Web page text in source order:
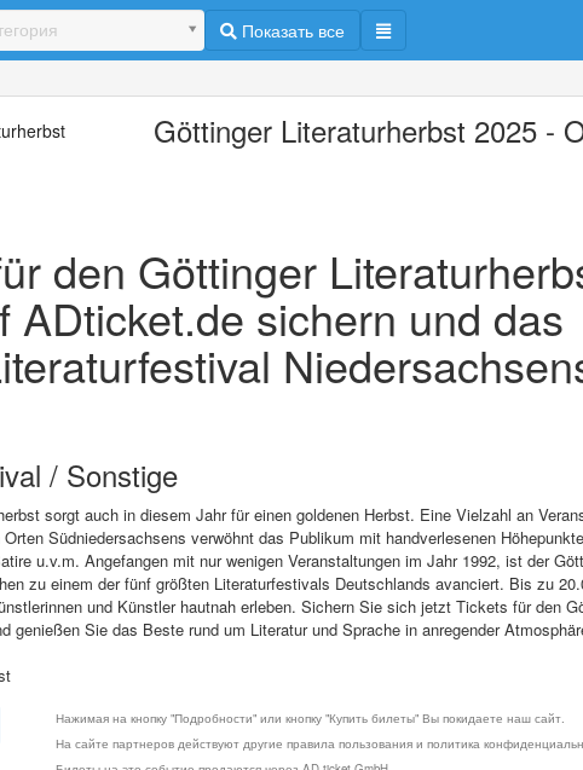
Показать все
Göttinger Literaturherbst 2025 -
den Göttinger
ADticket.de sichern und das
/ Sonstige
sorgt auch in diesem Jahr für einen goldenen Herbst. Eine Vielzahl an
Südniedersachsens verwöhnt das Publikum mit handverlesenen
u.v.m. Angefangen mit nur wenigen Veranstaltungen im Jahr 1992, ist der
zu einem der fünf größten Literaturfestivals Deutschlands avanciert. Bis zu
und Künstler hautnah erleben. Sichern Sie sich jetzt Tickets für den
genießen Sie das Beste rund um Literatur und Sprache in anregender
Нажимая на кнопку "Подробности" или кнопку "Купить билеты" Вы покидаете наш сайт.
На сайте партнеров действуют другие правила пользования и политика